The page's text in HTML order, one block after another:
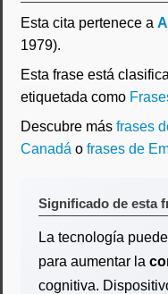
Esta cita pertenece a
1979).
Esta frase está
etiquetada como
Descubre más frases
Canadá o frases de
Significado de esta
La tecnología
para aumentar la
cognitiva.